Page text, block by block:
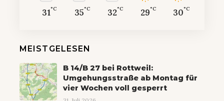
31°C 35°C 32°C 29°C 30°C
MEISTGELESEN
B 14/B 27 bei Rottweil:
Umgehungsstraße ab Montag für
vier Wochen voll gesperrt